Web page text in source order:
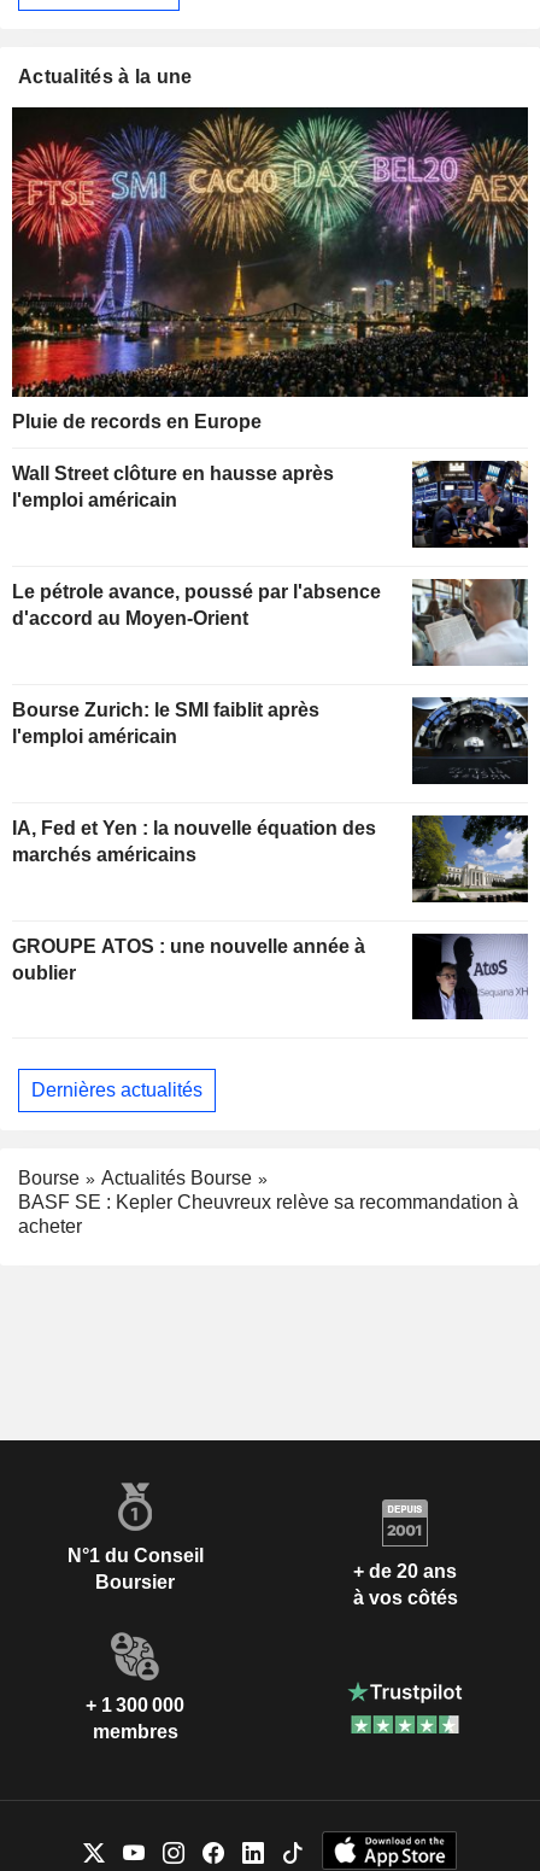
Actualités à la une
Pluie de records en Europe
Wall Street clôture en hausse après
l'emploi américain
Le pétrole avance, poussé par l'absence
d'accord au Moyen-Orient
Bourse Zurich: le SMI faiblit après
l'emploi américain
IA, Fed et Yen : la nouvelle équation des
marchés américains
GROUPE ATOS : une nouvelle année à
oublier
Dernières actualités
Bourse
Actualités Bourse
BASF SE : Kepler Cheuvreux relève sa recommandation à
acheter
N°1 du Conseil
Boursier
+ de 20 ans
à vos côtés
+ 1 300 000
membres